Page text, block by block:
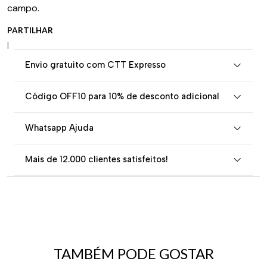
campo.
PARTILHAR
|
Envio gratuito com CTT Expresso
Código OFF10 para 10% de desconto adicional
Whatsapp Ajuda
Mais de 12.000 clientes satisfeitos!
TAMBÉM PODE GOSTAR